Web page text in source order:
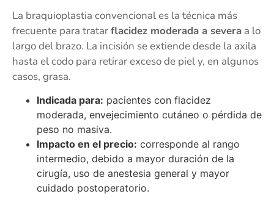
La braquioplastia convencional es la técnica más
frecuente para tratarflacidez moderada a severa a lo
largo del brazo. La incisión se extiende desde la axila
hasta el codo para retirar exceso de piel y, en algunos
casos, grasa.
Indicada para: pacientes con flacidez
moderada, envejecimiento cutáneo o pérdida de
peso no masiva.
Impacto en el precio: corresponde al rango
intermedio, debido a mayor duración de la
cirugía, uso de anestesia general y mayor
cuidado postoperatorio.